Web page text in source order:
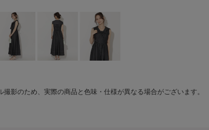
影のため、実際の商品と色味・仕様が異なる場合がございます。